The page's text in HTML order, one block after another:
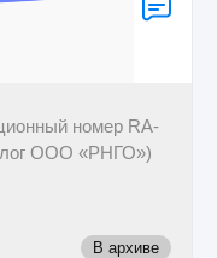
номер RA-
ООО «РНГО»)
В архиве